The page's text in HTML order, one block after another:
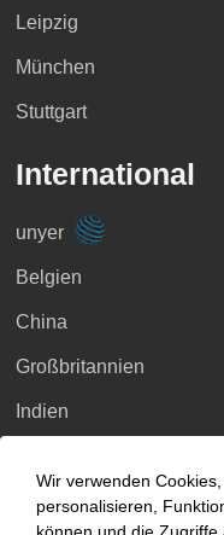
Leipzig
München
Stuttgart
International
unyer
Belgien
China
Großbritannien
Indien
Malaysia
Wir verwenden
personalisieren,